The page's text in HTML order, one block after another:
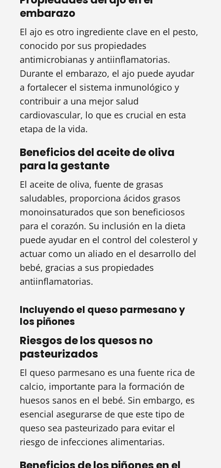
embarazo
El ajo es otro ingrediente clave en el pesto,
conocido por sus propiedades
antimicrobianas y antiinflamatorias.
Durante el embarazo, el ajo puede ayudar
a fortalecer el sistema inmunológico y
contribuir a una mejor salud
cardiovascular, lo que es crucial en esta
etapa de la vida.
Beneficios del aceite de oliva
para la gestante
El aceite de oliva, fuente de grasas
saludables, proporciona ácidos grasos
monoinsaturados que son beneficiosos
para el corazón. Su inclusión en la dieta
puede ayudar en el control del colesterol y
actuar como un aliado en el desarrollo del
bebé, gracias a sus propiedades
antiinflamatorias.
Incluyendo el queso parmesano y
los piñones
Riesgos de los quesos no
pasteurizados
El queso parmesano es una fuente rica de
calcio, importante para la formación de
huesos sanos en el bebé. Sin embargo, es
esencial asegurarse de que este tipo de
queso sea pasteurizado para evitar el
riesgo de infecciones alimentarias.